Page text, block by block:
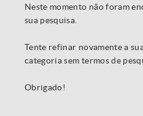
Neste momento não foram
sua pesquisa.
Tente refinar novamente a
categoria sem termos de
Obrigado!